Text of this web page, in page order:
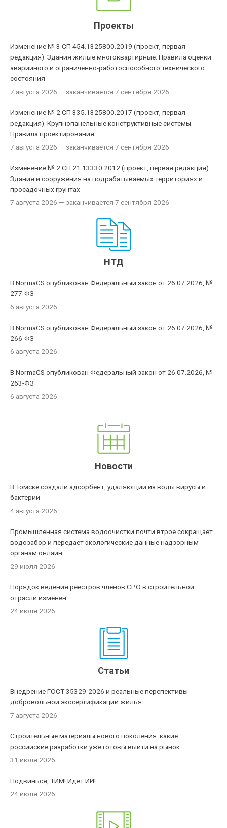
Проекты
Изменение № 3 СП 454.1325800.2019 (проект, первая
редакция). Здания жилые многоквартирные. Правила оценки
аварийного и ограниченно-работоспособного технического
состояния
7 августа 2026 — заканчивается 7 сентября 2026
Изменение № 2 СП 335.1325800.2017 (проект, первая
редакция). Крупнопанельные конструктивные системы.
Правила проектирования
7 августа 2026 — заканчивается 7 сентября 2026
Изменение № 2 СП 21.13330.2012 (проект, первая редакция).
Здания и сооружения на подрабатываемых территориях и
просадочных грунтах
7 августа 2026 — заканчивается 7 сентября 2026
НТД
В NormaCS опубликован Федеральный закон от 26.07.2026, №
277-ФЗ
6 августа 2026
В NormaCS опубликован Федеральный закон от 26.07.2026, №
266-ФЗ
6 августа 2026
В NormaCS опубликован Федеральный закон от 26.07.2026, №
263-ФЗ
6 августа 2026
Новости
В Томске создали адсорбент, удаляющий из воды вирусы и
бактерии
4 августа 2026
Промышленная система водоочистки почти втрое сокращает
водозабор и передает экологические данные надзорным
органам онлайн
29 июля 2026
Порядок ведения реестров членов СРО в строительной
отрасли изменен
24 июля 2026
Статьи
Внедрение ГОСТ 35329-2026 и реальные перспективы
добровольной экосертификации жилья
7 августа 2026
Строительные материалы нового поколения: какие
российские разработки уже готовы выйти на рынок
31 июля 2026
Подвинься, ТИМ! Идет ИИ!
24 июля 2026